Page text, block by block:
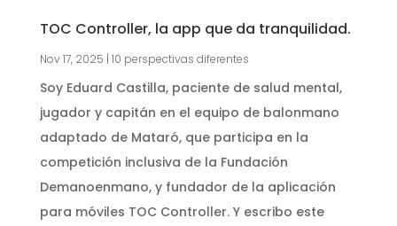
TOC Controller, la app que da tranquilidad.
Nov 17, 2025 | 10 perspectivas diferentes
Soy Eduard Castilla, paciente de salud mental,
jugador y capitán en el equipo de balonmano
adaptado de Mataró, que participa en la
competición inclusiva de la Fundación
Demanoenmano, y fundador de la aplicación
para móviles TOC Controller. Y escribo este